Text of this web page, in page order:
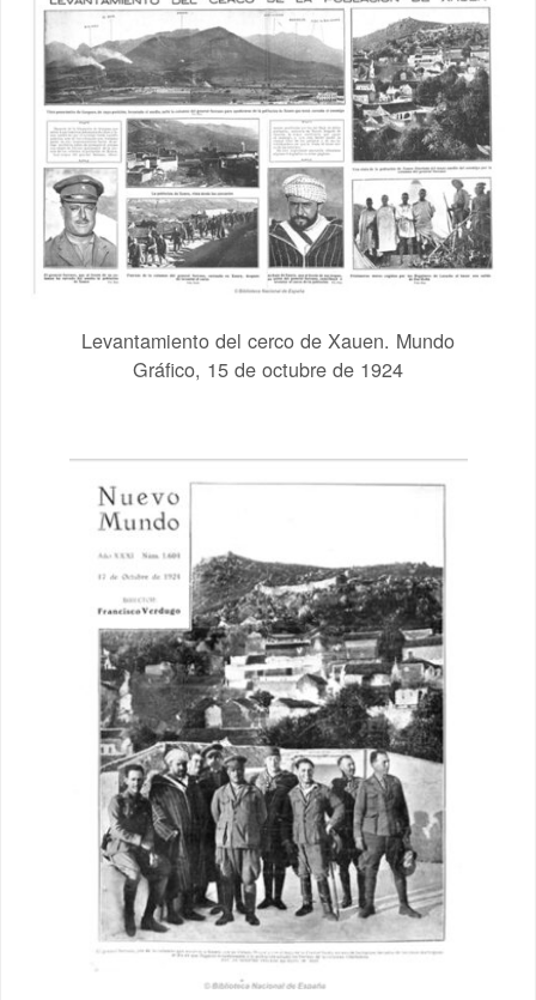
Levantamiento del cerco de Xauen. Mundo
Gráfico, 15 de octubre de 1924